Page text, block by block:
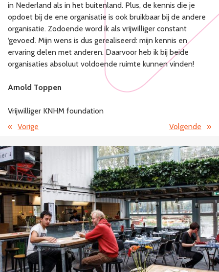
in Nederland als in het buitenland. Plus, de kennis die je
opdoet bij de ene organisatie is ook bruikbaar bij de andere
organisatie. Zodoende word ik als vrijwilliger constant
‘gevoed’. Mijn wens is dus gerealiseerd: mijn kennis en
ervaring delen met anderen. Daarvoor heb ik bij beide
organisaties absoluut voldoende ruimte kunnen vinden!
Arnold Toppen
Vrijwilliger KNHM foundation
« Vorige Volgende »